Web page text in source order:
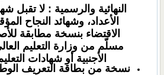
النهائية والرسمية : لا تقبل
الأعداد، وشهائد النجاح
الاقتضاء بنسخة مطابقة
مسلّم من وزارة التعليم
الأجنبية أو شهادات
نسخة من بطاقة التعريف